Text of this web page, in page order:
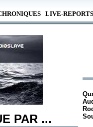
LIVE-REPORTS
PAR ...